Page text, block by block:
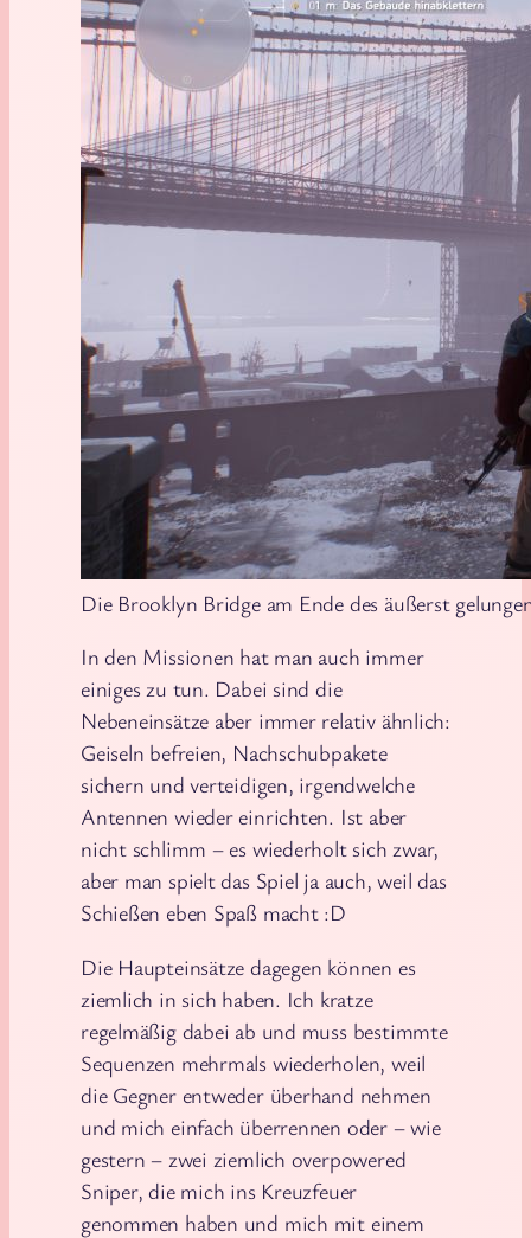
Die Brooklyn Bridge am Ende des äußerst
In den Missionen hat man auch immer
einiges zu tun. Dabei sind die
Nebeneinsätze aber immer relativ ähnlich:
Geiseln befreien, Nachschubpakete
sichern und verteidigen, irgendwelche
Antennen wieder einrichten. Ist aber
nicht schlimm – es wiederholt sich zwar,
aber man spielt das Spiel ja auch, weil das
Schießen eben Spaß macht :D
Die Haupteinsätze dagegen können es
ziemlich in sich haben. Ich kratze
regelmäßig dabei ab und muss bestimmte
Sequenzen mehrmals wiederholen, weil
die Gegner entweder überhand nehmen
und mich einfach überrennen oder – wie
gestern – zwei ziemlich overpowered
Sniper, die mich ins Kreuzfeuer
genommen haben und mich mit einem